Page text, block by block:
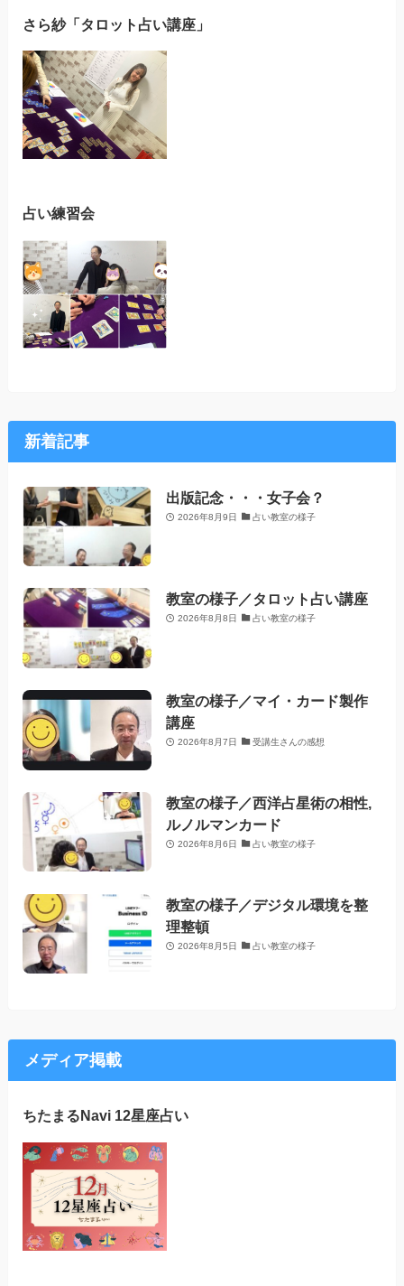
さら紗「タロット占い講座」
占い練習会
新着記事
出版記念・・・女子会？
2026年8月9日 占い教室の様子
教室の様子／タロット占い講座
2026年8月8日 占い教室の様子
教室の様子／マイ・カード製作
講座
2026年8月7日 受講生さんの感想
教室の様子／西洋占星術の相性,
ルノルマンカード
2026年8月6日 占い教室の様子
教室の様子／デジタル環境を整
理整頓
2026年8月5日 占い教室の様子
メディア掲載
ちたまるNavi 12星座占い